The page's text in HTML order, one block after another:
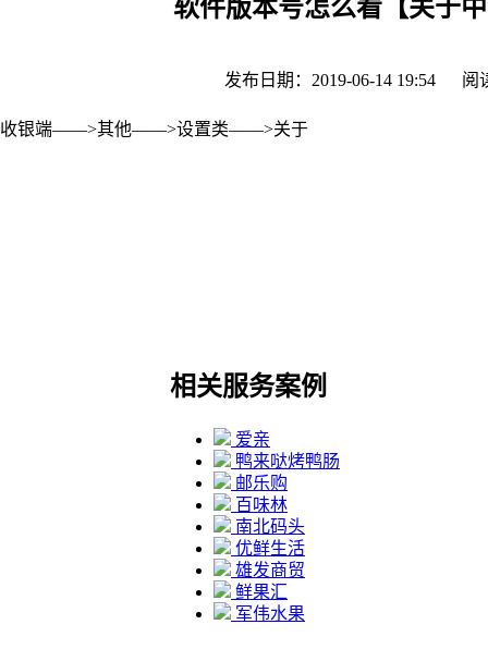
软件版本号怎么看【关于
发布日期：2019-06-14 19:54 阅
收银端——>其他——>设置类——>关于
相关服务案例
爱亲
鸭来哒烤鸭肠
邮乐购
百味林
南北码头
优鲜生活
雄发商贸
鲜果汇
军伟水果